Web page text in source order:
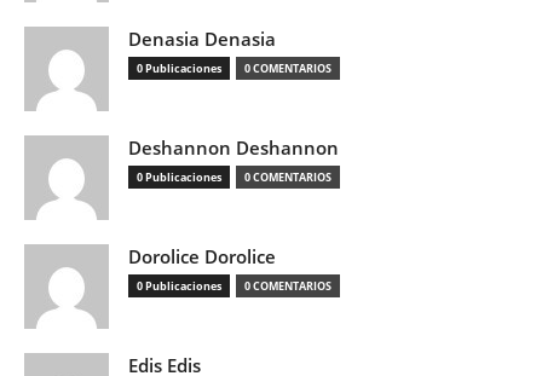
Denasia Denasia
0 Publicaciones 0 COMENTARIOS
Deshannon Deshannon
0 Publicaciones 0 COMENTARIOS
Dorolice Dorolice
0 Publicaciones 0 COMENTARIOS
Edis Edis